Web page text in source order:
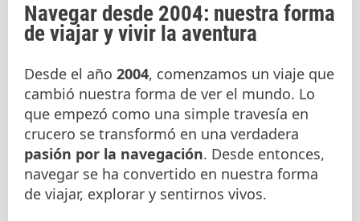
Navegar desde 2004: nuestra forma
de viajar y vivir la aventura
Desde el año 2004, comenzamos un viaje que
cambió nuestra forma de ver el mundo. Lo
que empezó como una simple travesía en
crucero se transformó en una verdadera
pasión por la navegación. Desde entonces,
navegar se ha convertido en nuestra forma
de viajar, explorar y sentirnos vivos.